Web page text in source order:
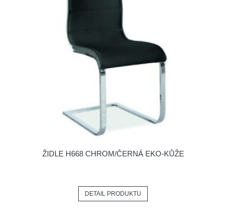
ŽIDLE H668 CHROM/ČERNÁ EKO-KŮŽE
DETAIL PRODUKTU